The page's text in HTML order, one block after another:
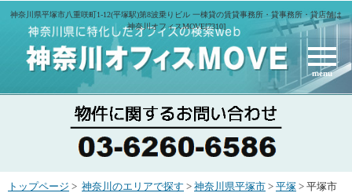
神奈川県平塚市八重咲町1-12(平塚駅)第8波乗りビル 一棟貸の賃貸事務所・貸事務所・貸店舗は
神奈川オフィスMOVE[7310]
menu
トップページ > 神奈川のエリアで探す > 神奈川県平塚市 > 平塚 > 平塚市